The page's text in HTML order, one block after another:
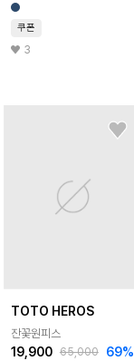
쿠폰
3
TOTO HEROS
잔꽃원피스
19,900 65,000 69%